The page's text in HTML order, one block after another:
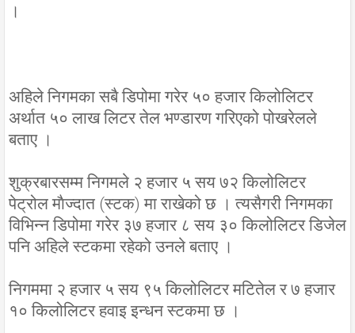
।
अहिले निगमका सबै डिपोमा गरेर ५० हजार किलोलिटर
अर्थात ५० लाख लिटर तेल भण्डारण गरिएको पोखरेलले
बताए ।
शुक्रबारसम्म निगमले २ हजार ५ सय ७२ किलोलिटर
पेट्रोल माैज्दात (स्टक) मा राखेको छ । त्यसैगरी निगमका
विभिन्न डिपोमा गरेर ३७ हजार ८ सय ३० किलोलिटर डिजेल
पनि अहिले स्टकमा रहेको उनले बताए ।
निगममा २ हजार ५ सय ९५ किलोलिटर मटितेल र ७ हजार
१० किलोलिटर हवाइ इन्धन स्टकमा छ ।